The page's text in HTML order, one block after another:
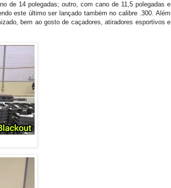
de 14 polegadas; outro, com cano de 11,5 polegadas e
este último ser lançado também no calibre .300. Além
bem ao gosto de caçadores, atiradores esportivos e